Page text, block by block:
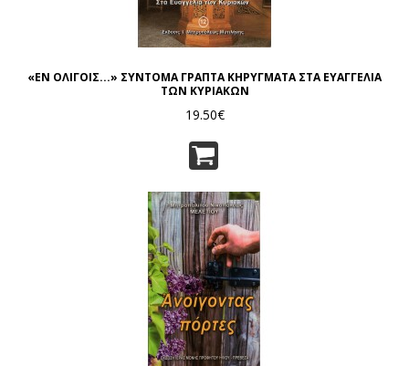
«ΕΝ ΟΛΙΓΟΙΣ...» ΣΥΝΤΟΜΑ ΓΡΑΠΤΑ ΚΗΡΥΓΜΑΤΑ ΣΤΑ ΕΥΑΓΓΕΛΙΑ
ΤΩΝ ΚΥΡΙΑΚΩΝ
19.50€